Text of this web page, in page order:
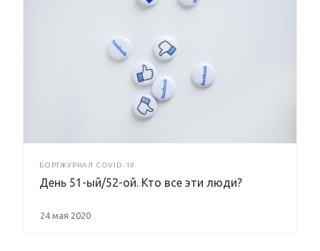
БОРТЖУРНАЛ COVID-19
День 51-ый/52-ой. Кто все эти люди?
24 мая 2020